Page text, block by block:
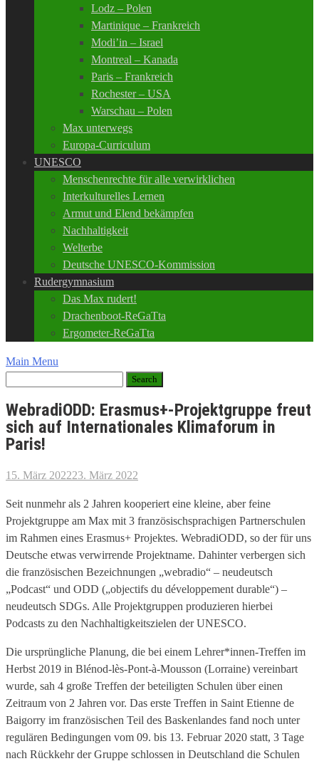
Lodz – Polen
Martinique – Frankreich
Modi’in – Israel
Montreal – Kanada
Paris – Frankreich
Rochester – USA
Warschau – Polen
Max unterwegs
Europa-Curriculum
UNESCO
Menschenrechte für alle verwirklichen
Interkulturelles Lernen
Armut und Elend bekämpfen
Nachhaltigkeit
Welterbe
Deutsche UNESCO-Kommission
Rudergymnasium
Das Max rudert!
Drachenboot-ReGaTta
Ergometer-ReGaTta
Main Menu
WebradiODD: Erasmus+-Projektgruppe freut
sich auf Internationales Klimaforum in
Paris!
15. März 202223. März 2022
Seit nunmehr als 2 Jahren kooperiert eine kleine, aber feine
Projektgruppe am Max mit 3 französischsprachigen Partnerschulen
im Rahmen eines Erasmus+ Projektes. WebradiODD, so der für uns
Deutsche etwas verwirrende Projektname. Dahinter verbergen sich
die französischen Bezeichnungen „webradio“ – neudeutsch
„Podcast“ und ODD („objectifs du développement durable“) –
neudeutsch SDGs. Alle Projektgruppen produzieren hierbei
Podcasts zu den Nachhaltigkeitszielen der UNESCO.
Die ursprüngliche Planung, die bei einem Lehrer*innen-Treffen im
Herbst 2019 in Blénod-lès-Pont-à-Mousson (Lorraine) vereinbart
wurde, sah 4 große Treffen der beteiligten Schulen über einen
Zeitraum von 2 Jahren vor. Das erste Treffen in Saint Etienne de
Baigorry im französischen Teil des Baskenlandes fand noch unter
regulären Bedingungen vom 09. bis 13. Februar 2020 statt, 3 Tage
nach Rückkehr der Gruppe schlossen in Deutschland die Schulen